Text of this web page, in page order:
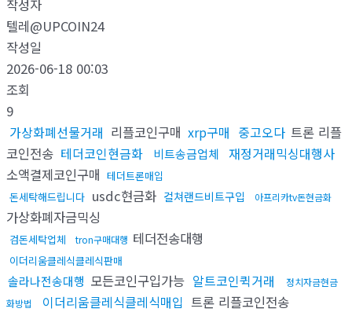
작성자
텔레@UPCOIN24
작성일
2026-06-18 00:03
조회
9
가상화폐선물거래 리플코인구매 xrp구매 중고오다 트론 리플
코인전송 테더코인현금화 비트송금업체
재정거래믹싱대행사
소액결제코인구매 테더트론매입
돈세탁해드립니다 usdc현금화 컬쳐랜드비트구입 아프리카tv돈현금화
가상화폐자금믹싱
검돈세탁업체 tron구매대행 테더전송대행
이더리움클레식클레식판매
솔라나전송대행 모든코인구입가능 알트코인퀵거래
정치자금현금
화방법
이더리움클레식클레식매입 트론 리플코인전송